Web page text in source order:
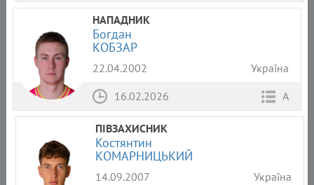
НАПАДНИК
Богдан
КОБЗАР
22.04.2002
Україна
16.02.2026
А
ПІВЗАХИСНИК
Костянтин
КОМАРНИЦЬКИЙ
14.09.2007
Україна